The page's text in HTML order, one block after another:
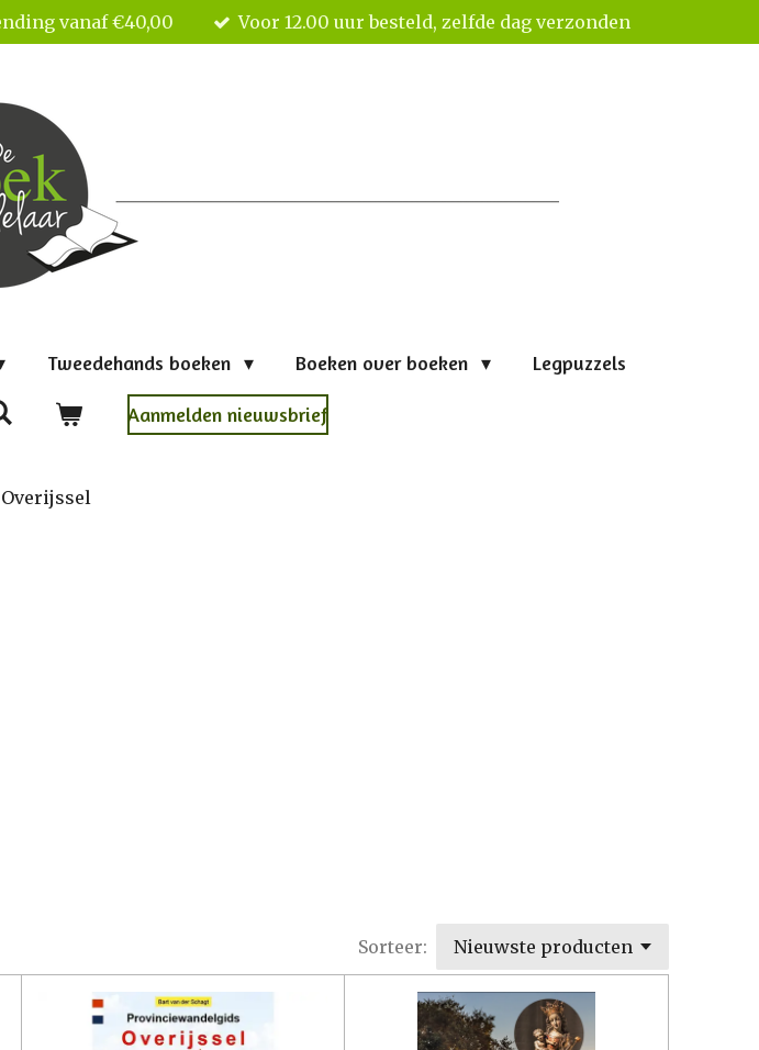
vanaf €40,00 Voor 12.00 uur besteld, zelfde dag verzonden
Tweedehands boeken Boeken over boeken Legpuzzels
Aanmelden nieuwsbrief
Sorteer: